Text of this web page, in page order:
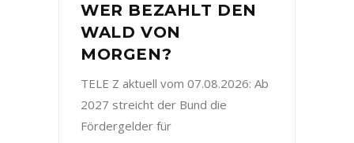
WER BEZAHLT DEN
WALD VON
MORGEN?
TELE Z aktuell vom 07.08.2026: Ab
2027 streicht der Bund die
Fördergelder für